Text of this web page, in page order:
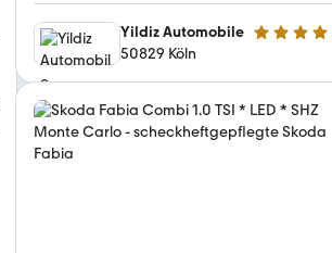
Yildiz Automobile 5 Sterne
50829 Köln